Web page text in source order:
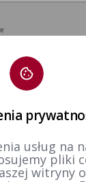
2019 r. Uchwała nr 13/2019 Państwowej Komisji Wyborczej z dnia 4 marca 2019 r. w sprawie przyjęcia zawiadomienia o utworzeniu komitetu wyborczego wyborców pod nazwą KOMITET WYBORCZY WYBORCÓW KUKIZ’15 w celu zgłaszania kandydatów na posłów do Parlamentu Europejskiego w wyborach zarządzonych na dzień 26 maja 2019 r.
usług na
pliki
witryny